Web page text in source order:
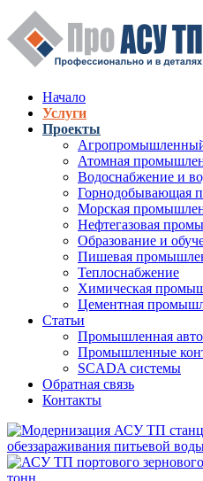
Перейти к основному
Верхнее меню
Начало
Услуги
Проекты
Атомная
Водоснабжение и
Горнодобывающая
Морская
Нефтегазовая
Образование и
Пишевая
Теплоснабжение
Химическая
Цементная
Статьи
Промышленная
Промышленные
SCADA системы
Обратная связь
Контакты